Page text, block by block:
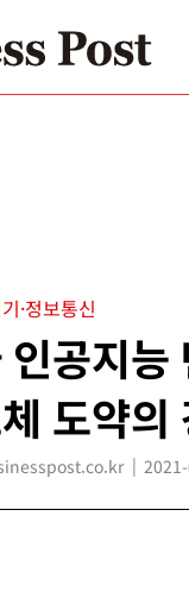
·정보통신
공지
도약의